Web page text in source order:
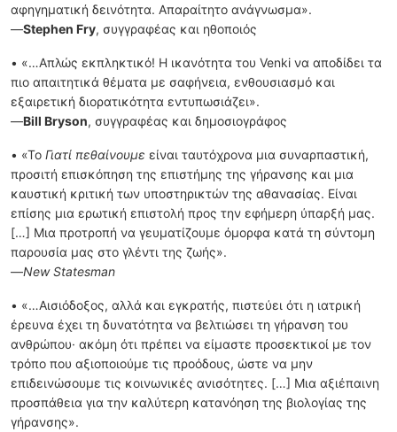
αφηγηματική δεινότητα. Απαραίτητο ανάγνωσμα».
—Stephen Fry, συγγραφέας και ηθοποιός
• «…Απλώς εκπληκτικό! Η ικανότητα του Venki να αποδίδει τα
πιο απαιτητικά θέματα με σαφήνεια, ενθουσιασμό και
εξαιρετική διορατικότητα εντυπωσιάζει».
—Bill Bryson, συγγραφέας και δημοσιογράφος
• «Το Γιατί πεθαίνουμε είναι ταυτόχρονα μια συναρπαστική,
προσιτή επισκόπηση της επιστήμης της γήρανσης και μια
καυστική κριτική των υποστηρικτών της αθανασίας. Είναι
επίσης μια ερωτική επιστολή προς την εφήμερη ύπαρξή μας.
[…] Μια προτροπή να γευματίζουμε όμορφα κατά τη σύντομη
παρουσία μας στο γλέντι της ζωής».
—New Statesman
• «…Αισιόδοξος, αλλά και εγκρατής, πιστεύει ότι η ιατρική
έρευνα έχει τη δυνατότητα να βελτιώσει τη γήρανση του
ανθρώπου· ακόμη ότι πρέπει να είμαστε προσεκτικοί με τον
τρόπο που αξιοποιούμε τις προόδους, ώστε να μην
επιδεινώσουμε τις κοινωνικές ανισότητες. […] Μια αξιέπαινη
προσπάθεια για την καλύτερη κατανόηση της βιολογίας της
γήρανσης».